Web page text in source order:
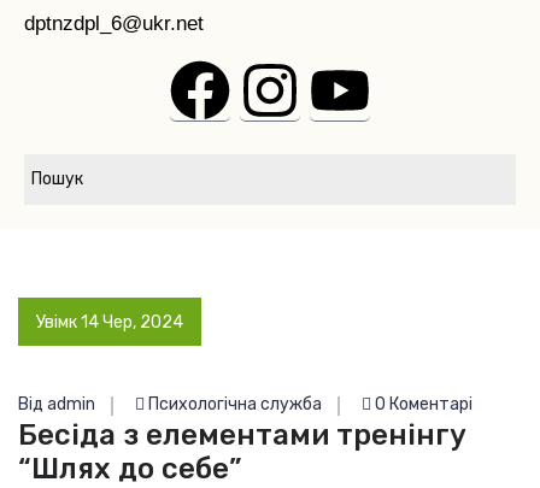
dptnzdpl_6@ukr.net
Увімк 14 Чер, 2024
Від admin Психологічна служба 0 Коментарі
Бесіда з елементами тренінгу
“Шлях до себе”